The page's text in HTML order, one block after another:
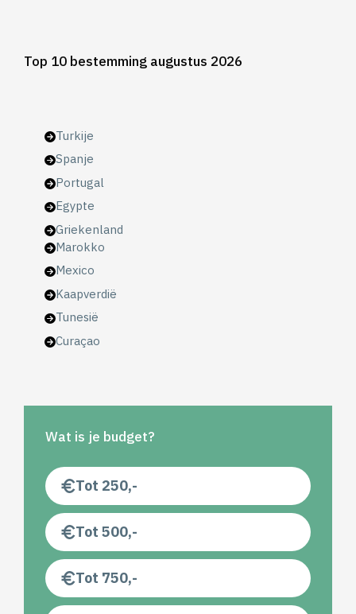
Top 10 bestemming augustus 2026
Turkije
Spanje
Portugal
Egypte
Griekenland
Marokko
Mexico
Kaapverdië
Tunesië
Curaçao
Wat is je budget?
Tot 250,-
Tot 500,-
Tot 750,-